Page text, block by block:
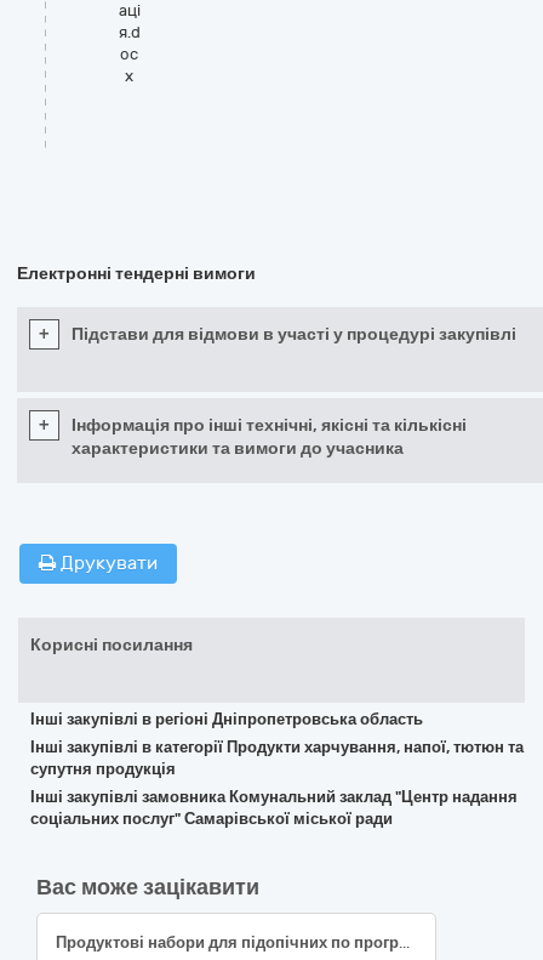
аці
я.d
oc
x
Електронні тендерні вимоги
+ Підстави для відмови в участі у процедурі закупівлі
+
Інформація про інші технічні, якісні та кількісні
характеристики та вимоги до учасника
Друкувати
Корисні посилання
Інші закупівлі в регіоні Дніпропетровська область
Інші закупівлі в категорії Продукти харчування, напої, тютюн та
супутня продукція
Інші закупівлі замовника Комунальний заклад "Центр надання
соціальних послуг" Самарівської міської ради
Вас може зацікавити
Продуктові набори для підопічних по програмі «Підтримка» на 2025 рік (ДК 021:2015 – 15890000-3 – Продукти харчування та сушені продукти різні)